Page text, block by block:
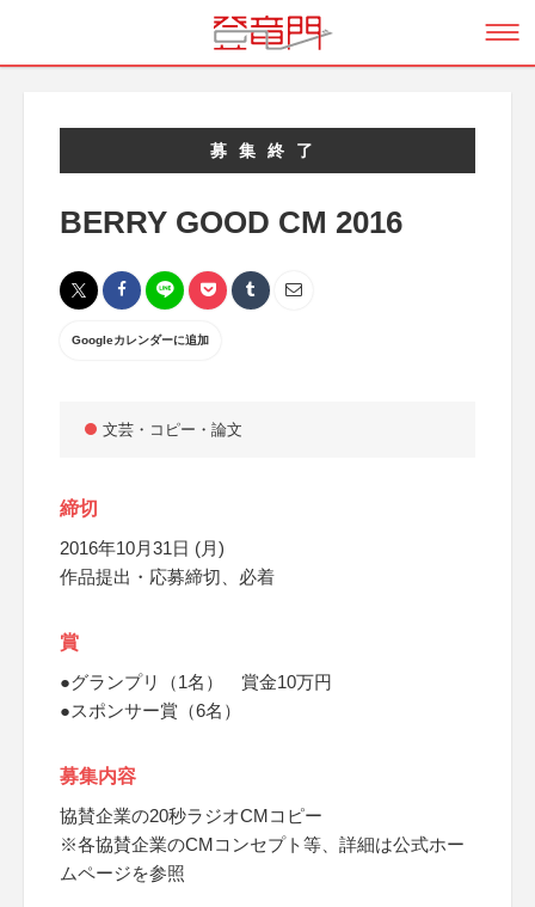
募集終了
BERRY GOOD CM 2016
Googleカレンダーに追加
文芸・コピー・論文
締切
2016年10月31日 (月)
作品提出・応募締切、必着
賞
●グランプリ（1名） 賞金10万円
●スポンサー賞（6名）
募集内容
協賛企業の20秒ラジオCMコピー
※各協賛企業のCMコンセプト等、詳細は公式ホー
ムページを参照